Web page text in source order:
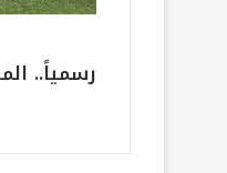
رسمياً..